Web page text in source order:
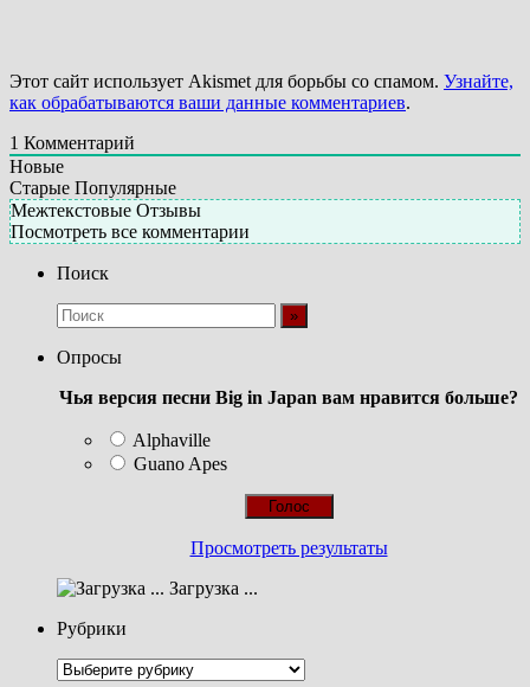
Этот сайт использует Akismet для борьбы со спамом. Узнайте,
как обрабатываются ваши данные комментариев.
1 Комментарий
Новые
Старые Популярные
Межтекстовые Отзывы
Посмотреть все комментарии
Поиск
Опросы
Чья версия песни Big in Japan вам нравится больше?
Alphaville
Guano Apes
Просмотреть результаты
Загрузка ...
Рубрики
Рубрики